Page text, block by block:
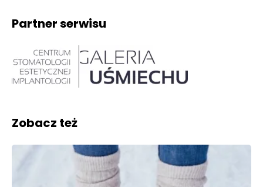
Partner serwisu
Zobacz też